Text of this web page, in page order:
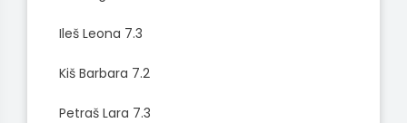
Ileš Leona 7.3
Kiš Barbara 7.2
Petraš Lara 7.3